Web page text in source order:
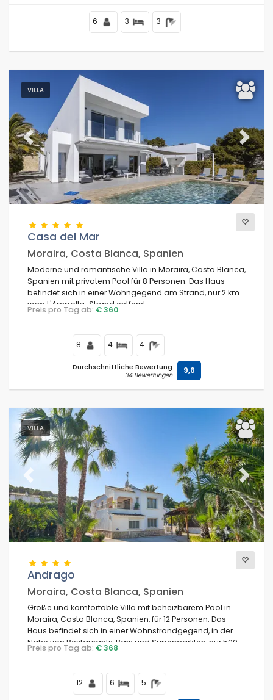
6 3 3
VILLA
Previous Next
Casa del Mar
Moraira, Costa Blanca, Spanien
Moderne und romantische Villa in Moraira, Costa Blanca,
Spanien mit privatem Pool für 8 Personen. Das Haus
befindet sich in einer Wohngegend am Strand, nur 2 km
vom L'Ampolla-Strand entfernt.
Preis pro Tag ab: € 360
8 4 4
Durchschnittliche Bewertung
34 Bewertungen 9,6
VILLA
Previous Next
Andrago
Moraira, Costa Blanca, Spanien
Große und komfortable Villa mit beheizbarem Pool in
Moraira, Costa Blanca, Spanien, für 12 Personen. Das
Haus befindet sich in einer Wohnstrandgegend, in der
Nähe von Restaurants, Bars und Supermärkten, nur 500
m vom Strand Cala Andrago und 0,5 km vom Mittelmeer
Preis pro Tag ab: € 368
12 6 5